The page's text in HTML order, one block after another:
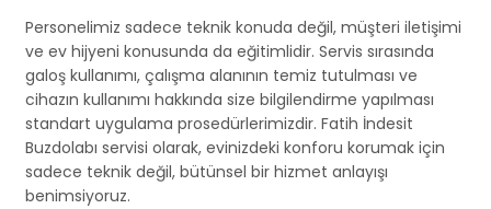
Personelimiz sadece teknik konuda değil, müşteri iletişimi
ve ev hijyeni konusunda da eğitimlidir. Servis sırasında
galoş kullanımı, çalışma alanının temiz tutulması ve
cihazın kullanımı hakkında size bilgilendirme yapılması
standart uygulama prosedürlerimizdir. Fatih İndesit
Buzdolabı servisi olarak, evinizdeki konforu korumak için
sadece teknik değil, bütünsel bir hizmet anlayışı
benimsiyoruz.